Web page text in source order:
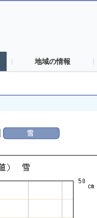
地域の情報